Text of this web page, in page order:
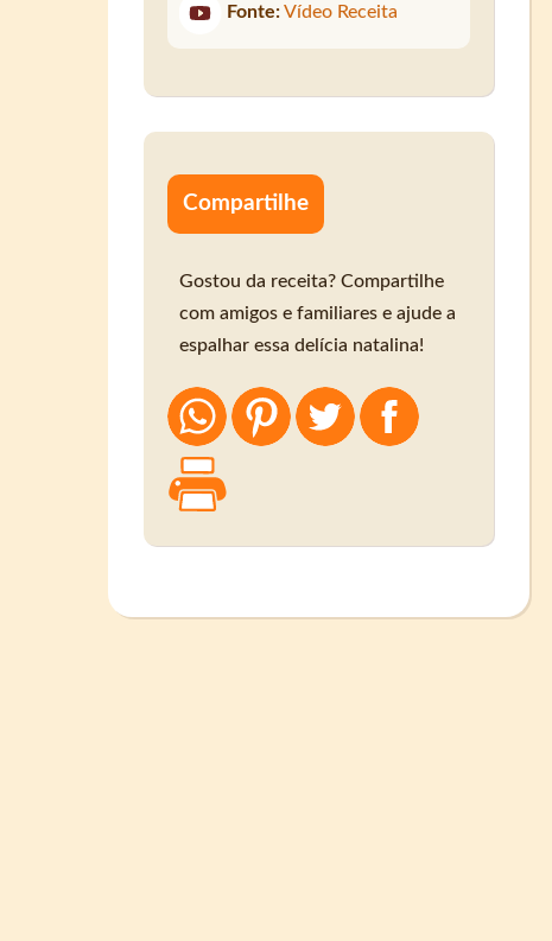
Fonte: Vídeo Receita
Compartilhe
Gostou da receita? Compartilhe
com amigos e familiares e ajude a
espalhar essa delícia natalina!